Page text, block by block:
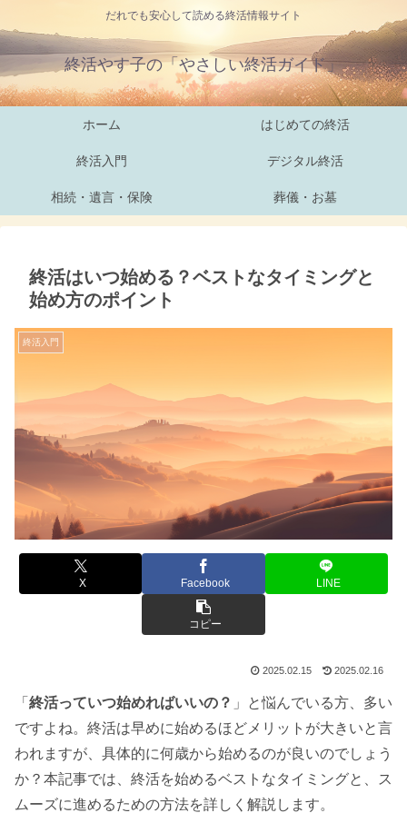
だれでも安心して読める終活情報サイト
終活やす子の「やさしい終活ガイド」
ホーム はじめての終活
終活入門 デジタル終活
相続・遺言・保険 葬儀・お墓
終活はいつ始める？ベストなタイミングと
始め方のポイント
終活入門
X Facebook LINE
コピー
2025.02.15 2025.02.16
「 終活っていつ始めればいいの？ 」と悩んでいる方、多い
ですよね。終活は早めに始めるほどメリットが大きいと言
われますが、具体的に何歳から始めるのが良いのでしょう
か？本記事では、終活を始めるベストなタイミングと、ス
ムーズに進めるための方法を詳しく解説します。